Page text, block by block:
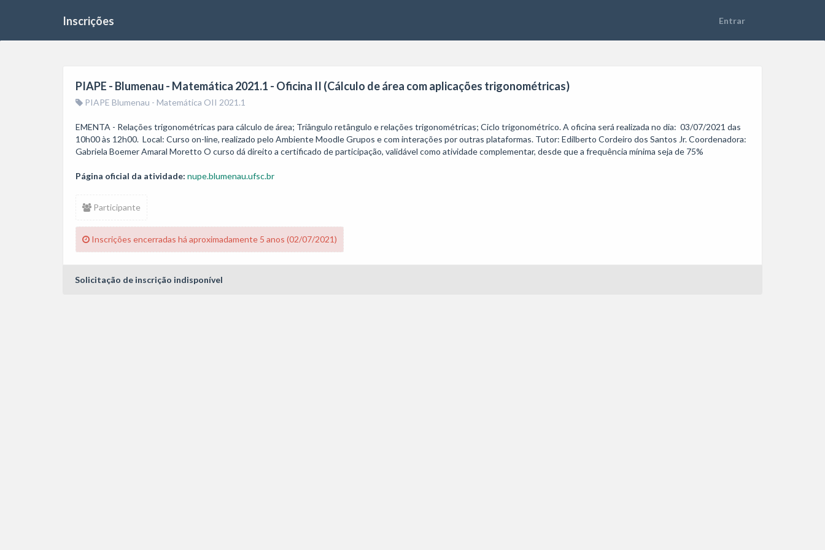
Inscrições
PIAPE - Blumenau - Matemática 2021.1 - Oficina II (Cálculo de área com aplicações trigonométricas)
PIAPE Blumenau - Matemática OII 2021.1
EMENTA - Relações trigonométricas para cálculo de área; Triângulo retângulo e relações trigonométricas; Ciclo trigonométrico. A oficina será realizada no dia:  03/07/2021 das
10h00 às 12h00.  Local: Curso on-line, realizado pelo Ambiente Moodle Grupos e com interações por outras plataformas. Tutor: Edilberto Cordeiro dos Santos Jr. Coordenadora:
Gabriela Boemer Amaral Moretto O curso dá direito a certificado de participação, validável como atividade complementar, desde que a frequência mínima seja de 75%
Página oficial da atividade: nupe.blumenau.ufsc.br
Participante
Inscrições encerradas há aproximadamente 5 anos (02/07/2021)
Solicitação de inscrição indisponível